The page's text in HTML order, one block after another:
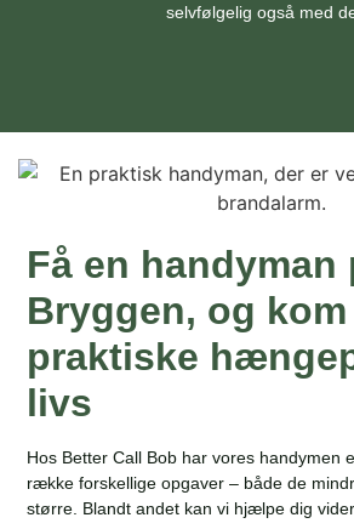
selvfølgelig også med
Få en handyman
Bryggen, og kom
praktiske
livs
Hos Better Call Bob har vores handymen
række forskellige opgaver – både de
større. Blandt andet kan vi hjælpe dig